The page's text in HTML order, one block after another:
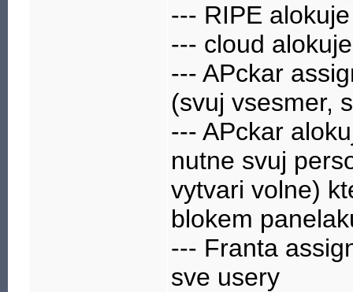
--- RIPE
--- cloud
--- APckar
(svuj vsesmer,
--- APckar
nutne svuj
vytvari volne)
blokem
--- Franta
sve usery